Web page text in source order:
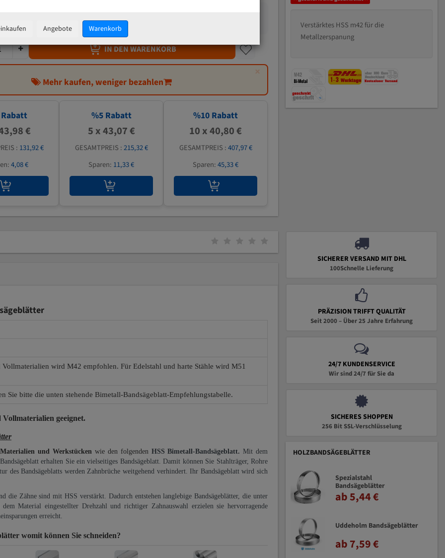
45,33 €
zzgl.Versandkosten
IN DEN WARENKORB
×
Mehr kaufen, weniger bezahlen
€
: 131,92 €
4,08 €
%5Rabatt
5 x 43,07 €
GESAMTPREIS :215,32 €
Sparen: 11,33 €
%10 Rabatt
10 x 40,80 €
GESAMTPREIS :407,97 €
Sparen:45,33 €
Verstärktes HSS m42 für die
Metallzerspanung
wird M42 empfohlen. Für Edelstahl und harte Stähle wird M51
Sie bitte die unten stehende Bimetall-Bandsägeblatt-Empfehlungstabelle.
geeignet.
und Werkstücken wie den folgenden HSS Bimetall-Bandsägeblatt. Mit dem
erhalten Sie ein vielseitiges Bandsägeblatt. Damit können Sie Stahlträger, Rohre
des Bandsägeblatts werden Zahnbrüche weitgehend verhindert. Ihr Bandsägeblatt wird sich
die Zähne sind mit HSS verstärkt. Dadurch entstehen langlebige Bandsägeblätter, die unter
Material eingestellter Drehzahl und richtiger Zahnauswahl erzielen sie hervorragende
erreicht.
womit können Sie schneiden?
SICHERER VERSAND MIT DHL
100Schnelle Lieferung
PRÄZISION TRIFFT QUALITÄT
Seit 2000 – Über 25 Jahre Erfahrung
24/7 KUNDENSERVICE
Wir sind 24/7 für Sie da
SICHERES SHOPPEN
256 Bit SSL-Verschlüsselung
HOLZBANDSÄGEBLÄTTER
Spezialstahl
Bandsägeblätter
ab 5,44 €
Uddeholm Bandsägeblätter
ab 7,59 €
Angebote Warenkorb